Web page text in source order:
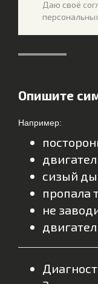
Даю своё
Опишите
Например:
сизый
пропала
не